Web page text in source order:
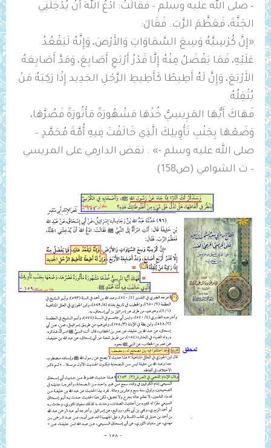
– صلى الله عليه وسلم – فَقَالَتْ: ادْعُ اللهَ أَنْ يُدْخِلَنِي
الجَنَّةَ، فَعَظَّمَ الرَّبَ. فَقَالَ:
«إِنَّ كُرْسِيَّهُ وَسِعَ السَّمَاوَاتِ وَالأَرْضَ، وَإِنَّهُ لَيَقْعُدُ
عَلَيْهِ، فَمَا يَفْضَلُ مِنْهُ إِلَّا قَدْرُ أَرْبَعِ أَصَابِعَ، وَمَدَّ أَصَابِعَهُ
الأَرْبَعَ، وَإِنَّ لَهُ أَطِيطًا كَأَطِيطِ الرَّحْلِ الجَدِيد إِذْا رَكِبَهُ مَنْ
يُثْقِلُهُ
فَهَاكَ أَيُّهَا المَرِيسِيُّ خُذْهَا مَشْهُورَةً مَأْثُورَةً فَصُرَّهَا،
وَضَعْهَا بِجَنْبِ تَأْوِيلِكَ الَّذِي خَالَفْتَ فِيهِ أُمَّةَ مُحَمَّدٍ –
صلى الله عليه وسلم -» . نقض الدارمي على المريسي
– ت الشوامي (ص158)